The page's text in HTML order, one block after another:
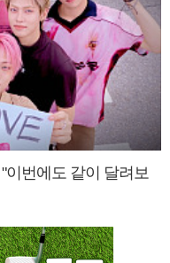
이번에도 같이 달려보